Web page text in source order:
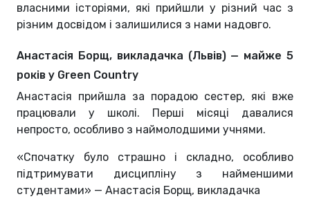
власними історіями, які прийшли у різний час з
різним досвідом і залишилися з нами надовго.
Анастасія Борщ, викладачка (Львів) — майже 5
років у Green Country
Анастасія прийшла за порадою сестер, які вже
працювали у школі. Перші місяці давалися
непросто, особливо з наймолодшими учнями.
«Спочатку було страшно і складно, особливо
підтримувати дисципліну з найменшими
студентами» — Анастасія Борщ, викладачка